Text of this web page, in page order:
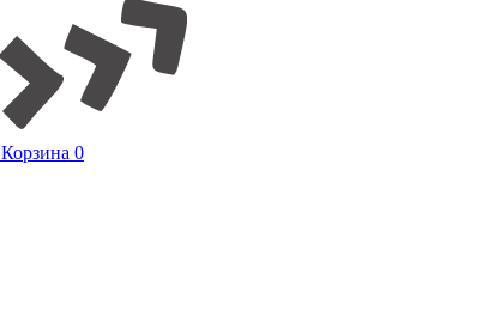
Корзина 0